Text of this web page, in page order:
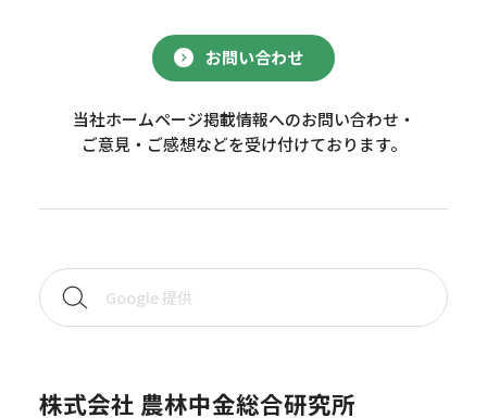
お問い合わせ
当社ホームページ掲載情報へのお問い合わせ・
ご意見・ご感想などを受け付けております。
株式会社 農林中金総合研究所